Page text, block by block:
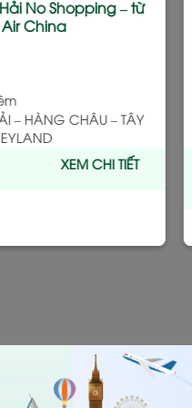
Huyền Bí (07 ngày) –
Air China
CHÂU – HÀNG
HẢI
XEM CHI TIẾT